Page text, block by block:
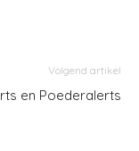
Volgend artikel
en Poederalerts